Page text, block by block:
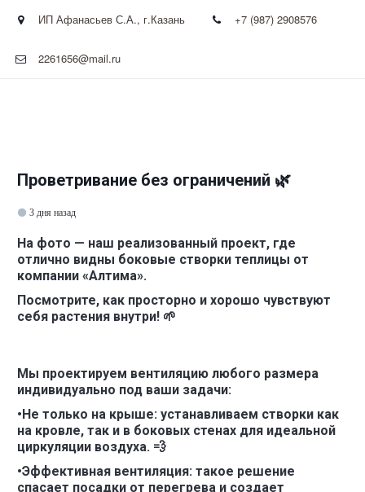
ИП Афанасьев С.А., г.Казань +7 (987) 2908576
2261656@mail.ru
Проветривание без ограничений 🌿
3 дня назад
На фото — наш реализованный проект, где
отлично видны боковые створки теплицы от
компании «Алтима».
Посмотрите, как просторно и хорошо чувствуют
себя растения внутри! 🌱
Мы проектируем вентиляцию любого размера
индивидуально под ваши задачи:
•Не только на крыше: устанавливаем створки как
на кровле, так и в боковых стенах для идеальной
циркуляции воздуха. 💨
•Эффективная вентиляция: такое решение
спасает посадки от перегрева и создает